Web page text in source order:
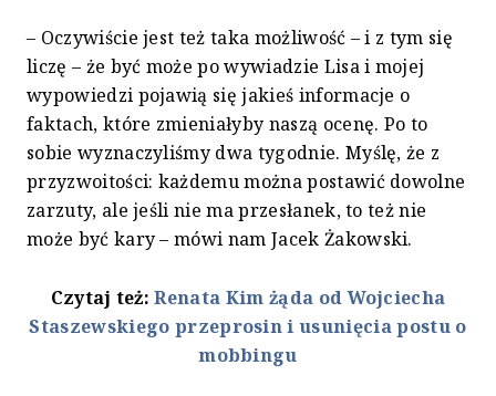
– Oczywiście jest też taka możliwość – i z tym się
liczę – że być może po wywiadzie Lisa i mojej
wypowiedzi pojawią się jakieś informacje o
faktach, które zmieniałyby naszą ocenę. Po to
sobie wyznaczyliśmy dwa tygodnie. Myślę, że z
przyzwoitości: każdemu można postawić dowolne
zarzuty, ale jeśli nie ma przesłanek, to też nie
może być kary – mówi nam Jacek Żakowski.
Czytaj też:Renata Kim żąda od Wojciecha
Staszewskiego przeprosin i usunięcia postu o
mobbingu